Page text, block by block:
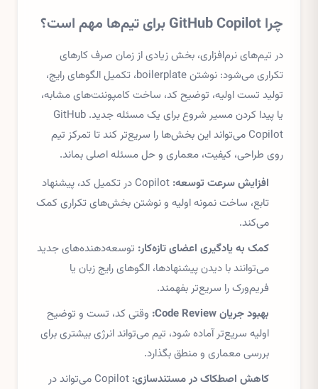
چرا GitHub Copilot برای تیم‌ها مهم است؟
در تیم‌های نرم‌افزاری، بخش زیادی از زمان صرف کارهای
تکراری می‌شود: نوشتن boilerplate، تکمیل الگوهای رایج،
تولید تست اولیه، توضیح کد، ساخت کامپوننت‌های مشابه،
یا پیدا کردن مسیر شروع برای یک مسئله جدید. GitHub
Copilot می‌تواند این بخش‌ها را سریع‌تر کند تا تمرکز تیم
روی طراحی، کیفیت، معماری و حل مسئله اصلی بماند.
افزایش سرعت توسعه:
Copilot در تکمیل کد، پیشنهاد
تابع، ساخت نمونه اولیه و نوشتن بخش‌های تکراری کمک
می‌کند.
کمک به یادگیری اعضای تازه‌کار: توسعه‌دهنده‌های جدید
می‌توانند با دیدن پیشنهادها، الگوهای رایج زبان یا
فریم‌ورک را سریع‌تر بفهمند.
بهبود جریان Code Review:
وقتی کد، تست و توضیح
اولیه سریع‌تر آماده شود، تیم می‌تواند انرژی بیشتری برای
بررسی معماری و منطق بگذارد.
کاهش اصطکاک در مستندسازی:
Copilot می‌تواند در